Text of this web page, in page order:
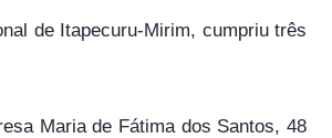
de Itapecuru-Mirim, cumpriu três
Maria de Fátima dos Santos, 48